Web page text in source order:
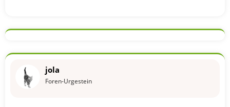
jola
Foren-Urgestein